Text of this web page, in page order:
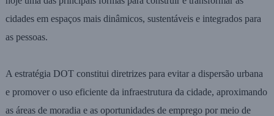
cidades em espaços mais dinâmicos, sustentáveis e integrados para
as pessoas.
A estratégia DOT constitui diretrizes para evitar a dispersão urbana
e promover o uso eficiente da infraestrutura da cidade, aproximando
as áreas de moradia e as oportunidades de emprego por meio de